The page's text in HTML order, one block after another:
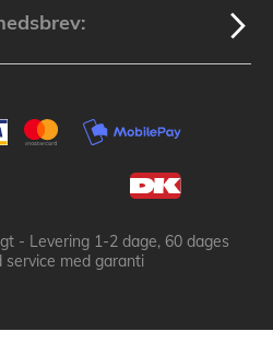
- Levering 1-2 dage, 60 dages
service med garanti